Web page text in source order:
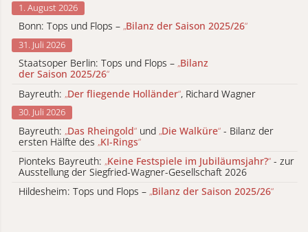
1. August 2026
Bonn: Tops und Flops – „Bilanz der Saison 2025/26“
31. Juli 2026
Staatsoper Berlin: Tops und Flops – „Bilanz
der Saison 2025/26“
Bayreuth: „Der fliegende Holländer“, Richard Wagner
30. Juli 2026
Bayreuth: „Das Rheingold“ und „Die Walküre“ - Bilanz der
ersten Hälfte des „KI-Rings“
Pionteks Bayreuth: „Keine Festspiele im Jubiläumsjahr?“ - zur
Ausstellung der Siegfried-Wagner-Gesellschaft 2026
Hildesheim: Tops und Flops – „Bilanz der Saison 2025/26“